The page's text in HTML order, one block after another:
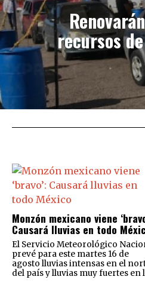
recursos
Monzón mexicano viene
Causará lluvias en todo
El Servicio Meteorológico
prevé para este martes 16 de
agosto lluvias intensas en el
del país y lluvias muy fuertes en